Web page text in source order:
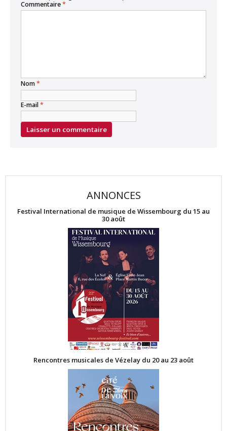
Commentaire*
Nom*
E-mail*
ANNONCES
Festival International de musique de Wissembourg du 15 au
30 août
Rencontres musicales de Vézelay du 20 au 23 août